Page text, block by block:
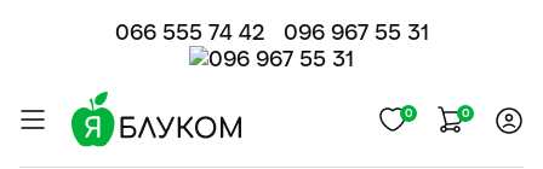
066 555 74 42 096 967 55 31
0 0